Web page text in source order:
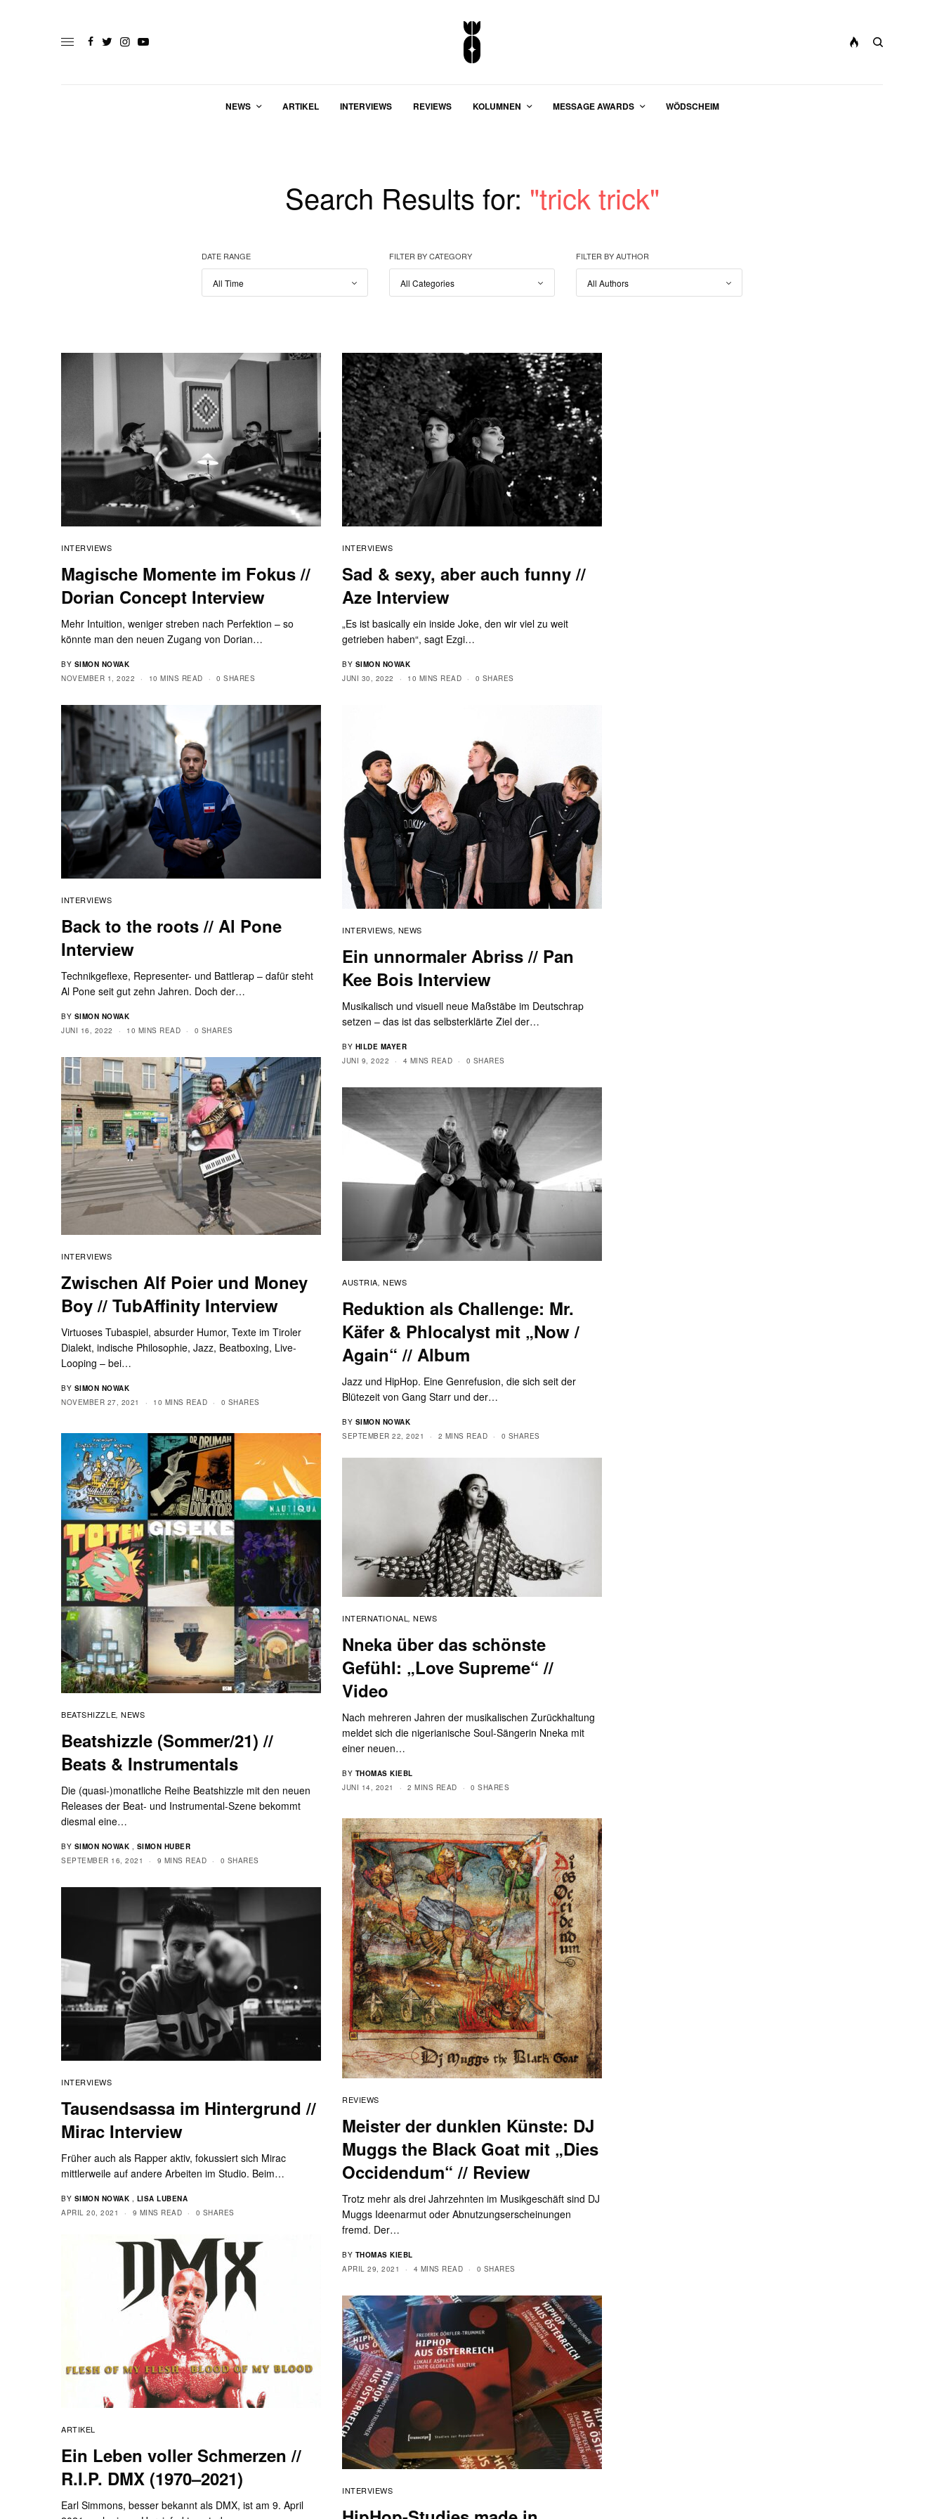
NEWS ARTIKEL INTERVIEWS REVIEWS KOLUMNEN MESSAGE AWARDS WÖDSCHEIM
Search Results for: "trick trick"
DATE RANGE FILTER BY CATEGORY FILTER BY AUTHOR
INTERVIEWS
Magische Momente im Fokus //
Dorian Concept Interview
Mehr Intuition, weniger streben nach Perfektion – so
könnte man den neuen Zugang von Dorian…
BY SIMON NOWAK
NOVEMBER 1, 2022
10 MINS READ 0 SHARES
INTERVIEWS
Sad & sexy, aber auch funny //
Aze Interview
„Es ist basically ein inside Joke, den wir viel zu weit
getrieben haben“, sagt Ezgi…
BY SIMON NOWAK
JUNI 30, 2022
10 MINS READ 0 SHARES
INTERVIEWS
Back to the roots // Al Pone
Interview
Technikgeflexe, Representer- und Battlerap – dafür steht
Al Pone seit gut zehn Jahren. Doch der…
BY SIMON NOWAK
JUNI 16, 2022
10 MINS READ 0 SHARES
INTERVIEWS, NEWS
Ein unnormaler Abriss // Pan
Kee Bois Interview
Musikalisch und visuell neue Maßstäbe im Deutschrap
setzen – das ist das selbsterklärte Ziel der…
BY HILDE MAYER
JUNI 9, 2022
4 MINS READ 0 SHARES
INTERVIEWS
Zwischen Alf Poier und Money
Boy // TubAffinity Interview
Virtuoses Tubaspiel, absurder Humor, Texte im Tiroler
Dialekt, indische Philosophie, Jazz, Beatboxing, Live-
Looping – bei…
BY SIMON NOWAK
NOVEMBER 27, 2021
10 MINS READ 0 SHARES
AUSTRIA, NEWS
Reduktion als Challenge: Mr.
Käfer & Phlocalyst mit „Now /
Again“ // Album
Jazz und HipHop. Eine Genrefusion, die sich seit der
Blütezeit von Gang Starr und der…
BY SIMON NOWAK
SEPTEMBER 22, 2021
2 MINS READ 0 SHARES
BEATSHIZZLE,NEWS
Beatshizzle (Sommer/21) //
Beats & Instrumentals
Die (quasi-)monatliche Reihe Beatshizzle mit den neuen
Releases der Beat- und Instrumental-Szene bekommt
diesmal eine…
BY SIMON NOWAK , SIMON HUBER
SEPTEMBER 16, 2021
9 MINS READ 0 SHARES
INTERNATIONAL,NEWS
Nneka über das schönste
Gefühl: „Love Supreme“ //
Video
Nach mehreren Jahren der musikalischen Zurückhaltung
meldet sich die nigerianische Soul-Sängerin Nneka mit
einer neuen…
BY THOMAS KIEBL
JUNI 14, 2021
2 MINS READ 0 SHARES
REVIEWS
Meister der dunklen Künste: DJ
Muggs the Black Goat mit „Dies
Occidendum“ // Review
Trotz mehr als drei Jahrzehnten im Musikgeschäft sind DJ
Muggs Ideenarmut oder Abnutzungserscheinungen
fremd. Der…
BY THOMAS KIEBL
APRIL 29, 2021
4 MINS READ 0 SHARES
INTERVIEWS
Tausendsassa im Hintergrund //
Mirac Interview
Früher auch als Rapper aktiv, fokussiert sich Mirac
mittlerweile auf andere Arbeiten im Studio. Beim…
BY SIMON NOWAK , LISA LUBENA
APRIL 20, 2021
9 MINS READ 0 SHARES
ARTIKEL
Ein Leben voller Schmerzen //
R.I.P. DMX (1970–2021)
Earl Simmons, besser bekannt als DMX, ist am 9. April
INTERVIEWS